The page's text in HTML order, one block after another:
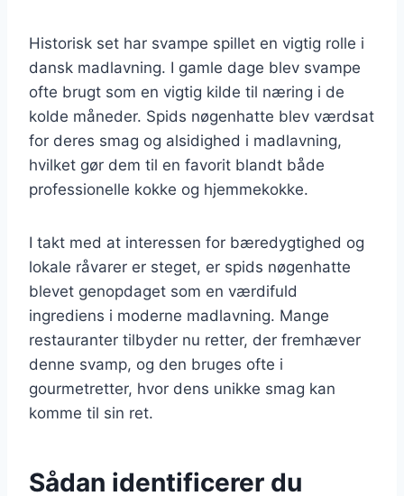
Historisk set har svampe spillet en vigtig rolle i
dansk madlavning. I gamle dage blev svampe
ofte brugt som en vigtig kilde til næring i de
kolde måneder. Spids nøgenhatte blev værdsat
for deres smag og alsidighed i madlavning,
hvilket gør dem til en favorit blandt både
professionelle kokke og hjemmekokke.
I takt med at interessen for bæredygtighed og
lokale råvarer er steget, er spids nøgenhatte
blevet genopdaget som en værdifuld
ingrediens i moderne madlavning. Mange
restauranter tilbyder nu retter, der fremhæver
denne svamp, og den bruges ofte i
gourmetretter, hvor dens unikke smag kan
komme til sin ret.
Sådan identificerer du